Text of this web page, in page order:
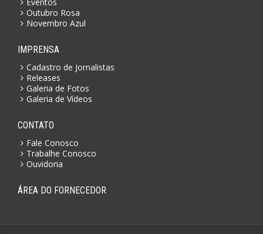
Outubro Rosa
Novembro Azul
IMPRENSA
Cadastro de Jornalistas
Releases
Galeria de Fotos
Galeria de Vídeos
CONTATO
Fale Conosco
Trabalhe Conosco
Ouvidoria
ÁREA DO FORNECEDOR